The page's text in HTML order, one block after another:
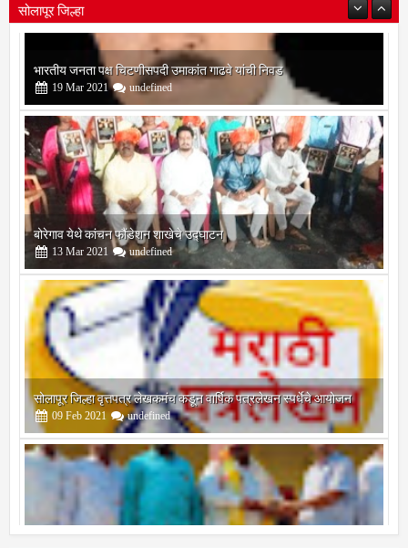
सोलापूर जिल्हा
बोरेगाव येथे कांचन फौंडेशन शाखेचे उद्घाटन
13 Mar 2021 undefined
सोलापूर जिल्हा वृत्तपत्र लेखकमंच कडून वार्षिक पत्रलेखन स्पर्धेचे आयोजन
09 2021 undefined
श्री मल्लिकार्जुन प्रशालेकडून उमाकांत गाढवे यांचा सत्कार
Mar undefined